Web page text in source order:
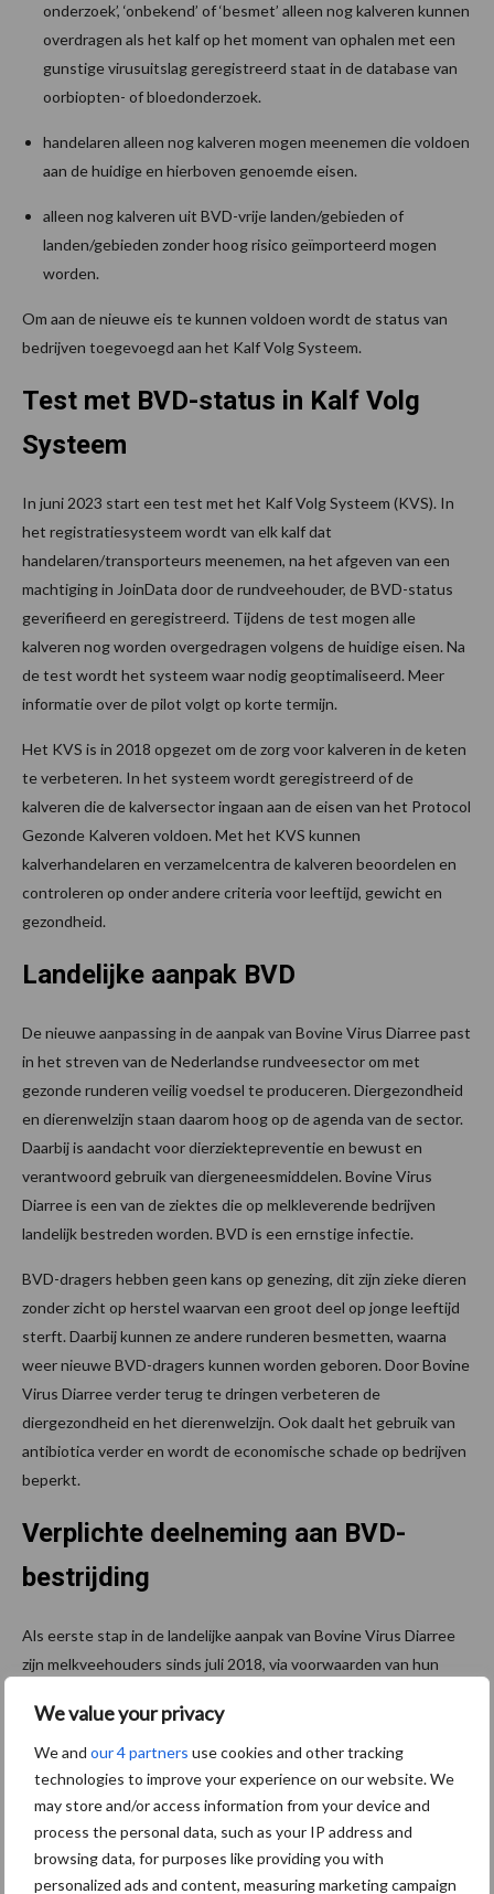
We value your privacy
We and our 4 partners use cookies and other tracking
technologies to improve your experience on our website. We
may store and/or access information from your device and
process the personal data, such as your IP address and
browsing data, for purposes like providing you with
personalized ads and content, measuring marketing campaign
onderzoek’, ‘onbekend’ of ‘besmet’ alleen nog kalveren kunnen
overdragen als het kalf op het moment van ophalen met een
gunstige virusuitslag geregistreerd staat in de database van
oorbiopten- of bloedonderzoek.
handelaren alleen nog kalveren mogen meenemen die voldoen
aan de huidige en hierboven genoemde eisen.
alleen nog kalveren uit BVD-vrije landen/gebieden of
landen/gebieden zonder hoog risico geïmporteerd mogen
worden.
Om aan de nieuwe eis te kunnen voldoen wordt de status van
bedrijven toegevoegd aan het Kalf Volg Systeem.
Test met BVD-status in Kalf Volg
Systeem
In juni 2023 start een test met het Kalf Volg Systeem (KVS). In
het registratiesysteem wordt van elk kalf dat
handelaren/transporteurs meenemen, na het afgeven van een
machtiging in JoinData door de rundveehouder, de BVD-status
geverifieerd en geregistreerd. Tijdens de test mogen alle
kalveren nog worden overgedragen volgens de huidige eisen. Na
de test wordt het systeem waar nodig geoptimaliseerd. Meer
informatie over de pilot volgt op korte termijn.
Het KVS is in 2018 opgezet om de zorg voor kalveren in de keten
te verbeteren. In het systeem wordt geregistreerd of de
kalveren die de kalversector ingaan aan de eisen van het Protocol
Gezonde Kalveren voldoen. Met het KVS kunnen
kalverhandelaren en verzamelcentra de kalveren beoordelen en
controleren op onder andere criteria voor leeftijd, gewicht en
gezondheid.
Landelijke aanpak BVD
De nieuwe aanpassing in de aanpak van Bovine Virus Diarree past
in het streven van de Nederlandse rundveesector om met
gezonde runderen veilig voedsel te produceren. Diergezondheid
en dierenwelzijn staan daarom hoog op de agenda van de sector.
Daarbij is aandacht voor dierziektepreventie en bewust en
verantwoord gebruik van diergeneesmiddelen. Bovine Virus
Diarree is een van de ziektes die op melkleverende bedrijven
landelijk bestreden worden. BVD is een ernstige infectie.
BVD-dragers hebben geen kans op genezing, dit zijn zieke dieren
zonder zicht op herstel waarvan een groot deel op jonge leeftijd
sterft. Daarbij kunnen ze andere runderen besmetten, waarna
weer nieuwe BVD-dragers kunnen worden geboren. Door Bovine
Virus Diarree verder terug te dringen verbeteren de
diergezondheid en het dierenwelzijn. Ook daalt het gebruik van
antibiotica verder en wordt de economische schade op bedrijven
beperkt.
Verplichte deelneming aan BVD-
bestrijding
Als eerste stap in de landelijke aanpak van Bovine Virus Diarree
zijn melkveehouders sinds juli 2018, via voorwaarden van hun
van BVD. De landelijke aanpak is op initiatief van LTO Nederland,
de Nederlandse Zuivel Organisatie (NZO), Stichting
Brancheorganisatie Kalversector (SBK) en ZuivelNL. ZuivelNL is
regelinghouder en beheert de protocollen op grond waarvan
bedrijven statussen krijgen toegekend.
Meer informatie over de landelijke aanpak BVD en de actuele